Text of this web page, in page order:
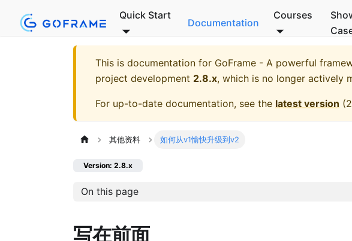
Quick Start
Documentation
Courses
This is documentation for GoFrame - A powerful
project development 2.8.x, which is no longer actively
For up-to-date documentation, see the latest version (
其他资料 如何从v1愉快升级到v2
Version: 2.8.x
On this page
写在前面